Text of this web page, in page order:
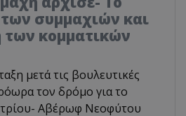
συμμαχιών και
των κομματικών
μετά τις βουλευτικές
τον δρόμο για το
Αβέρωφ Νεοφύτου